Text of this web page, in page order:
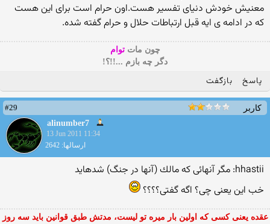
معنیش خودش دنیای تفسیر هست.اون حرام است برای این هست
که در ادامه ی ایه قبل ارتباطات حلال و حرام گفته شده.
چون ماتتوام
دگر چه بازم ...!!؟!
پاسخ بازگفت
کاربر
#29
alinumber7
13 Jun 2011 11:34
ارسالها: 2642
hhastii: مگر آنهائی كه مالك (آنها در جنگ) شده‏ايد
خب این یعنی چی؟ اگه گفتی؟؟؟؟
عقده یعنی کسی که اولین بار میره تو لیست، مدتش طبق قوانین باید سه روز